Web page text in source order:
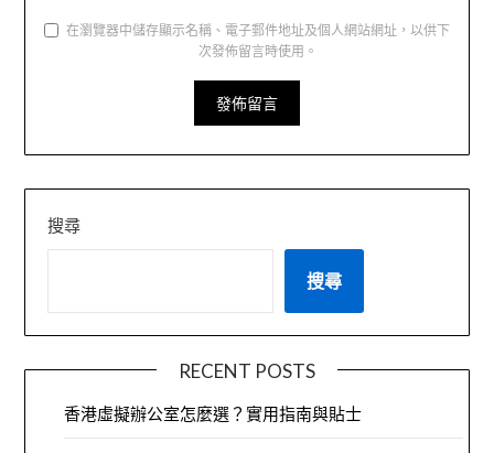
在瀏覽器中儲存顯示名稱、電子郵件地址及個人網站網址，以供下
次發佈留言時使用。
搜尋
搜尋
RECENT POSTS
香港虛擬辦公室怎麼選？實用指南與貼士